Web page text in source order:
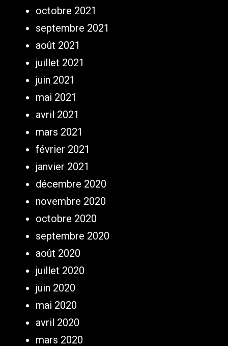
octobre 2021
septembre 2021
août 2021
juillet 2021
juin 2021
mai 2021
avril 2021
mars 2021
février 2021
janvier 2021
décembre 2020
novembre 2020
octobre 2020
septembre 2020
août 2020
juillet 2020
juin 2020
mai 2020
avril 2020
mars 2020